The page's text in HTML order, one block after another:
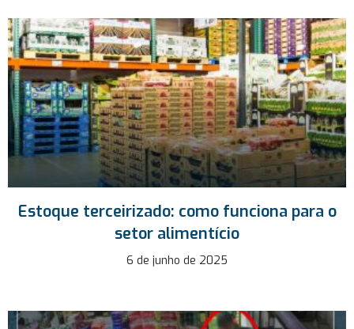
Estoque terceirizado: como funciona para o
setor alimentício
6 de junho de 2025